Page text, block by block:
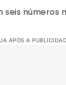
seis números
APÓS A